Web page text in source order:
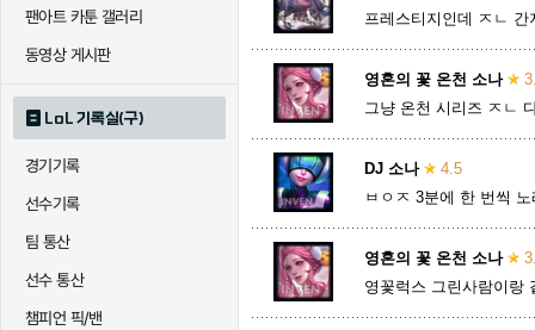
팬아트 카툰 갤러리
동영상 게시판
LoL 기록실(구)
경기기록
선수기록
팀 통산
선수 통산
챔피언 픽/밴
프레스티지인데 ㅈㄴ 간
영혼의 꽃 온천 소나
그냥 온천 시리즈 ㅈㄴ
DJ 소나
4.5
ㅂㅇㅈ 3분에 한 번씩
영혼의 꽃 온천 소나
영꽃럭스 그린사람이랑